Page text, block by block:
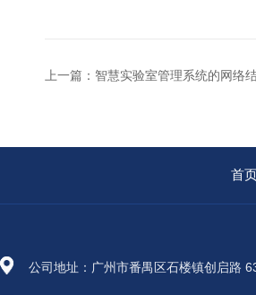
上一篇： 智慧实验室管理系统的网络
首
公司地址：广州市番禺区石楼镇创启路